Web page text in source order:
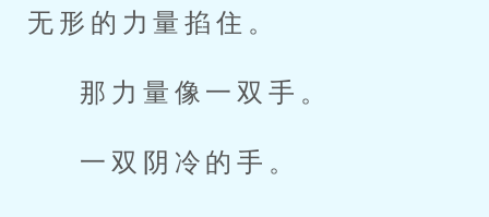
无形的力量掐住。
那力量像一双手。
一双阴冷的手。